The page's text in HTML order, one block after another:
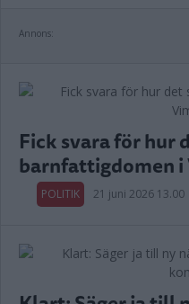
Annons:
Fick svara för hur
barnfattigdomen
POLITIK 21 juni 2026 13.00